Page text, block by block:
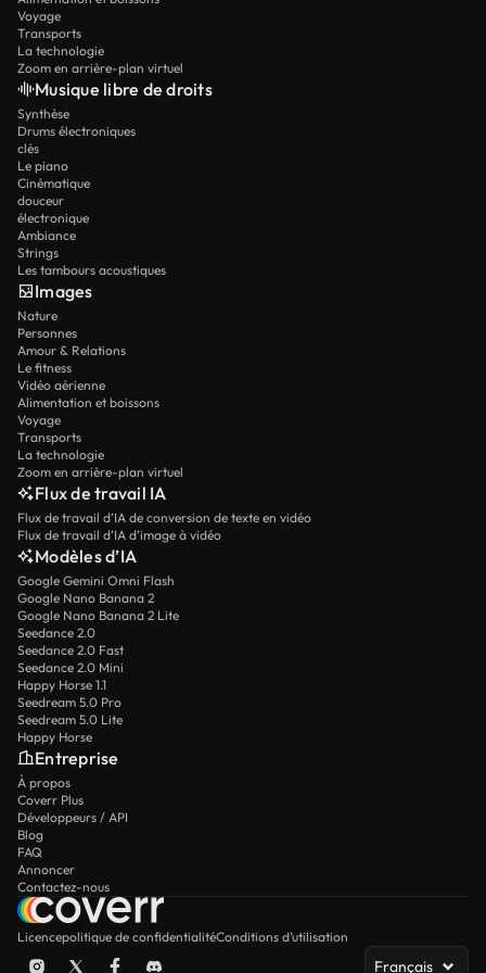
Voyage
Transports
La technologie
Zoom en arrière-plan virtuel
Musique libre de droits
Synthèse
Drums électroniques
clés
Le piano
Cinématique
douceur
électronique
Ambiance
Strings
Les tambours acoustiques
Images
Nature
Personnes
Amour & Relations
Le fitness
Vidéo aérienne
Alimentation et boissons
Voyage
Transports
La technologie
Zoom en arrière-plan virtuel
Flux de travail IA
Flux de travail d’IA de conversion de texte en vidéo
Flux de travail d’IA d’image à vidéo
Modèles d’IA
Google Gemini Omni Flash
Google Nano Banana 2
Google Nano Banana 2 Lite
Seedance 2.0
Seedance 2.0 Fast
Seedance 2.0 Mini
Happy Horse 1.1
Seedream 5.0 Pro
Seedream 5.0 Lite
Happy Horse
Entreprise
À propos
Coverr Plus
Développeurs / API
Blog
FAQ
Annoncer
Contactez-nous
Licencepolitique de confidentialitéConditions d’utilisation
Français